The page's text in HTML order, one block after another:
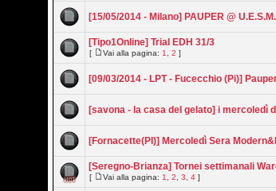
[15/05/2014 - Milano] PAUPER @
[Tipo1Online] Trial EDH 31/3
[ Vai alla pagina: 1 ,2 ]
[09/03/2014 - LPT - Fucecchio (Pi)]
[savona - la casa del gelato] i mercoledì
[Fornacette(PI)] Mercoledì Sera
[Seregno-Brianza] Tornei settimanali
[ Vai alla pagina: 1 ,2 ,3 ,4 ]